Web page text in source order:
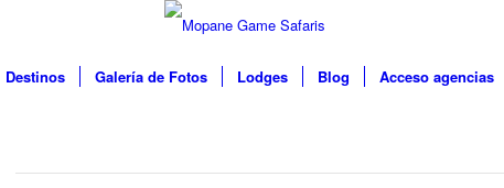
Destinos Galería de Fotos Lodges Blog Acceso agencias